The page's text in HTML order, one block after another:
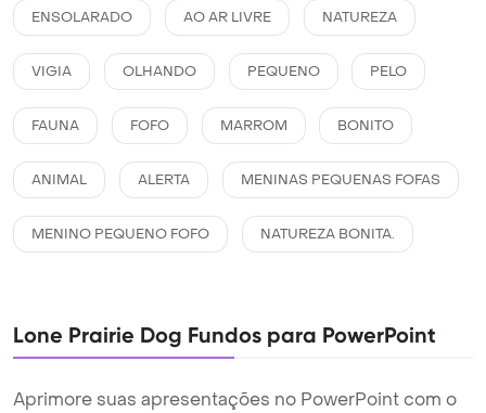
ENSOLARADO AO AR LIVRE NATUREZA
VIGIA OLHANDO PEQUENO PELO
FAUNA FOFO MARROM BONITO
ANIMAL ALERTA MENINAS PEQUENAS FOFAS
MENINO PEQUENO FOFO NATUREZA BONITA.
Lone Prairie Dog Fundos para PowerPoint
Aprimore suas apresentações no PowerPoint com o